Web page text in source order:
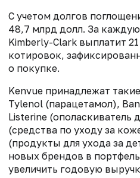
С учетом долгов
48,7 млрд долл. За
Kimberly-Clark выплатит
котировок,
о покупке.
Kenvue принадлежат
Tylenol (парацетамол),
Listerine (ополаскиватель
(средства по уходу за
(продукты для ухода за
новых брендов в
увеличить годовую